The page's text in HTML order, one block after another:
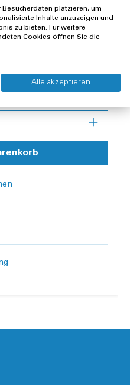
20 x B 10 x H 0.2 cm
L 30 x B 20 x H 0.2 cm
Do, 27.08.2026
platzieren, um
Inhalte anzuzeigen und
zu bieten. Für weitere
Cookies öffnen Sie die
Alle akzeptieren